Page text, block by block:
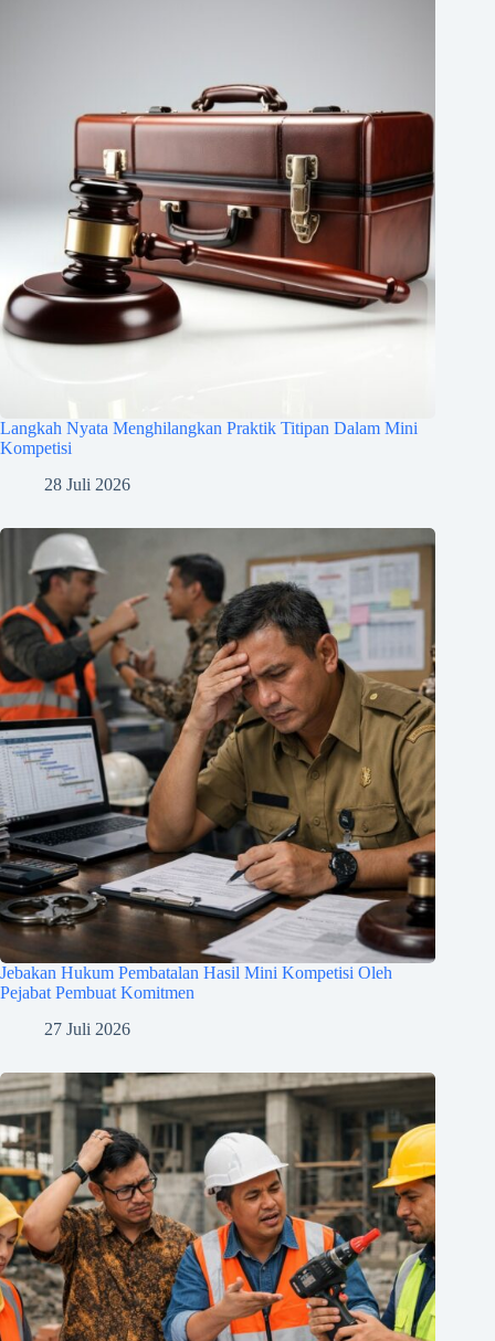
Langkah Nyata Menghilangkan Praktik Titipan Dalam Mini
Kompetisi
28 Juli 2026
Jebakan Hukum Pembatalan Hasil Mini Kompetisi Oleh
Pejabat Pembuat Komitmen
27 Juli 2026